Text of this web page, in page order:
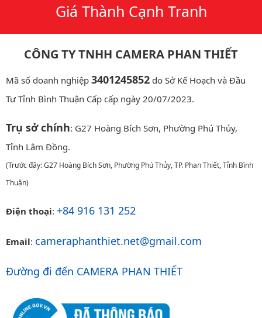
Giá Thành Cạnh Tranh
CÔNG TY TNHH CAMERA PHAN THIẾT
Mã số doanh nghiệp 3401245852 do Sở Kế Hoạch và Đầu
Tư Tỉnh Bình Thuận Cấp cấp ngày 20/07/2023.
Trụ sở chính: G27 Hoàng Bích Sơn, Phường Phú Thủy,
Tỉnh Lâm Đồng.
(Trước đây: G27 Hoàng Bích Sơn, Phường Phú Thủy, TP. Phan Thiết, Tỉnh Bình
Thuận)
Điện thoại: +84 916 131 252
Email: cameraphanthiet.net@gmail.com
Đường đi đến CAMERA PHAN THIẾT